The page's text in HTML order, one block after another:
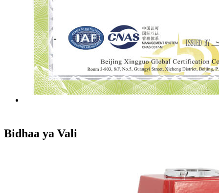
Bidhaa ya Vali